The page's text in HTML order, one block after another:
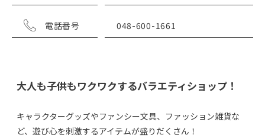
電話番号 048-600-1661
大人も子供もワクワクするバラエティショップ！
キャラクターグッズやファンシー文具、ファッション雑貨な
ど、遊び心を刺激するアイテムが盛りだくさん！